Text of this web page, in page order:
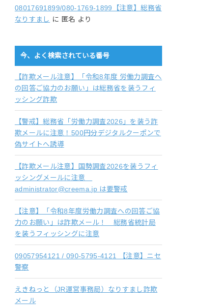
08017691899/080-1769-1899【注意】総務省
なりすまし に 匿名 より
今、よく検索されている番号
【詐欺メール注意】「令和8年度 労働力調査へ
の回答ご協力のお願い」は総務省を装うフィ
ッシング詐欺
【警戒】総務省「労働力調査2026」を装う詐
欺メールに注意！500円分デジタルクーポンで
偽サイトへ誘導
【詐欺メール注意】国勢調査2026を装うフィ
ッシングメールに注意
administrator@creema.jp は要警戒
【注意】「令和8年度労働力調査への回答ご協
力のお願い」は詐欺メール！ 総務省統計局
を装うフィッシングに注意
09057954121 / 090-5795-4121 【注意】ニセ
警察
えきねっと（JR運営事務局）なりすまし詐欺
メール